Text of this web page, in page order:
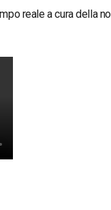
reale a cura della